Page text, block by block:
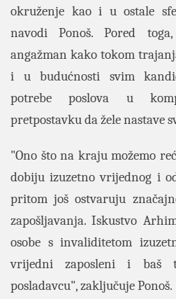
okruženje kao i u ostale
navodi Ponoš. Pored
angažman kako tokom
i u budućnosti svim
potrebe poslova u
pretpostavku da žele nastave
"Ono što na kraju možemo
dobiju izuzetno vrijednog i
pritom još ostvaruju
zapošljavanja. Iskustvo
osobe s invaliditetom
vrijedni zaposleni i baš
posladavcu", zaključuje Ponoš.